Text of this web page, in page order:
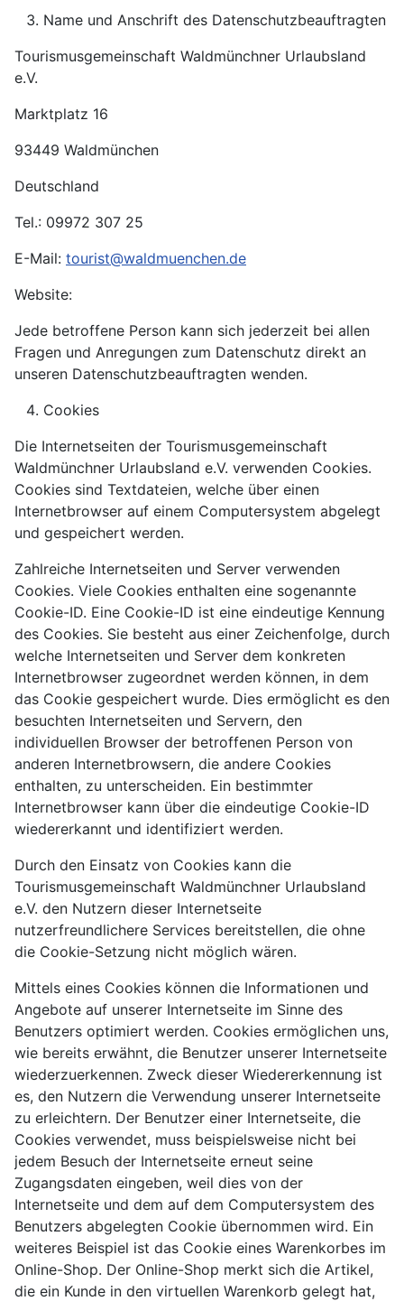
Name und Anschrift des Datenschutzbeauftragten
Tourismusgemeinschaft Waldmünchner Urlaubsland
e.V.
Marktplatz 16
93449 Waldmünchen
Deutschland
Tel.: 09972 307 25
E-Mail: tourist@waldmuenchen.de
Website:
Jede betroffene Person kann sich jederzeit bei allen
Fragen und Anregungen zum Datenschutz direkt an
unseren Datenschutzbeauftragten wenden.
Cookies
Die Internetseiten der Tourismusgemeinschaft
Waldmünchner Urlaubsland e.V. verwenden Cookies.
Cookies sind Textdateien, welche über einen
Internetbrowser auf einem Computersystem abgelegt
und gespeichert werden.
Zahlreiche Internetseiten und Server verwenden
Cookies. Viele Cookies enthalten eine sogenannte
Cookie-ID. Eine Cookie-ID ist eine eindeutige Kennung
des Cookies. Sie besteht aus einer Zeichenfolge, durch
welche Internetseiten und Server dem konkreten
Internetbrowser zugeordnet werden können, in dem
das Cookie gespeichert wurde. Dies ermöglicht es den
besuchten Internetseiten und Servern, den
individuellen Browser der betroffenen Person von
anderen Internetbrowsern, die andere Cookies
enthalten, zu unterscheiden. Ein bestimmter
Internetbrowser kann über die eindeutige Cookie-ID
wiedererkannt und identifiziert werden.
Durch den Einsatz von Cookies kann die
Tourismusgemeinschaft Waldmünchner Urlaubsland
e.V. den Nutzern dieser Internetseite
nutzerfreundlichere Services bereitstellen, die ohne
die Cookie-Setzung nicht möglich wären.
Mittels eines Cookies können die Informationen und
Angebote auf unserer Internetseite im Sinne des
Benutzers optimiert werden. Cookies ermöglichen uns,
wie bereits erwähnt, die Benutzer unserer Internetseite
wiederzuerkennen. Zweck dieser Wiedererkennung ist
es, den Nutzern die Verwendung unserer Internetseite
zu erleichtern. Der Benutzer einer Internetseite, die
Cookies verwendet, muss beispielsweise nicht bei
jedem Besuch der Internetseite erneut seine
Zugangsdaten eingeben, weil dies von der
Internetseite und dem auf dem Computersystem des
Benutzers abgelegten Cookie übernommen wird. Ein
weiteres Beispiel ist das Cookie eines Warenkorbes im
Online-Shop. Der Online-Shop merkt sich die Artikel,
die ein Kunde in den virtuellen Warenkorb gelegt hat,